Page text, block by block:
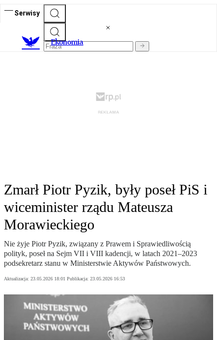
Serwisy
Ekonomia
Zmarł Piotr Pyzik, były poseł PiS i
wiceminister rządu Mateusza
Morawieckiego
Nie żyje Piotr Pyzik, związany z Prawem i Sprawiedliwością
polityk, poseł na Sejm VII i VIII kadencji, w latach 2021–2023
podsekretarz stanu w Ministerstwie Aktywów Państwowych.
Aktualizacja: 23.05.2026 18:01 Publikacja: 23.05.2026 16:53